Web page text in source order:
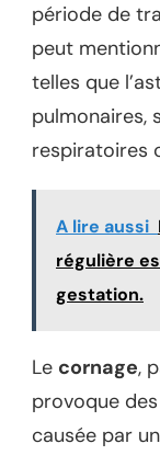
période de
peut
telles que
pulmonaires,
respiratoires
A lire aussi
régulière
gestation.
Le cornage,
provoque
causée par